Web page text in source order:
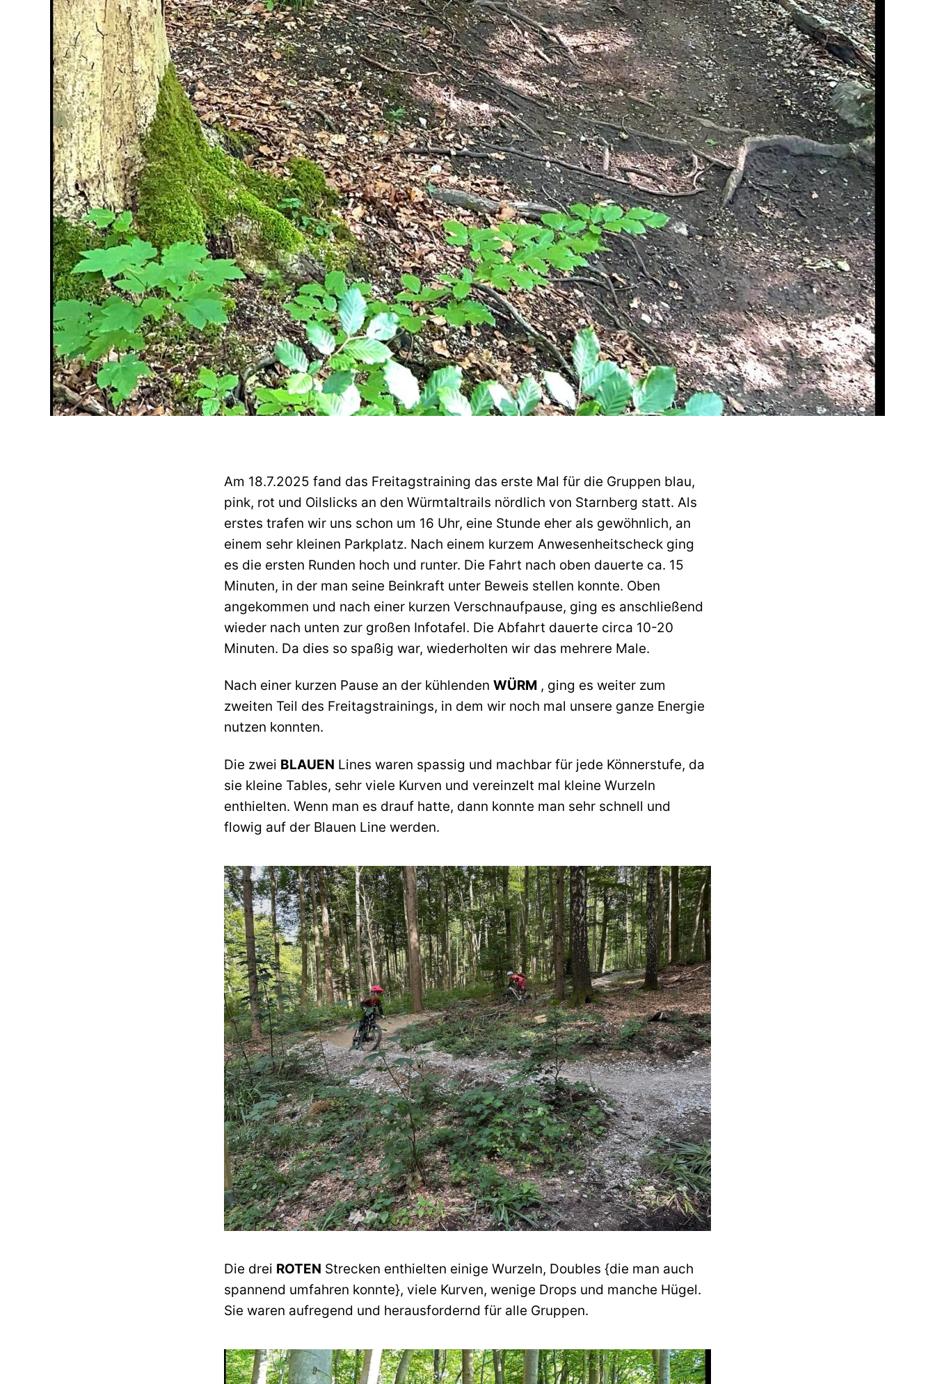
Am 18.7.2025 fand das Freitagstraining das erste Mal für die Gruppen blau,
pink, rot und Oilslicks an den Würmtaltrails nördlich von Starnberg statt. Als
erstes trafen wir uns schon um 16 Uhr, eine Stunde eher als gewöhnlich, an
einem sehr kleinen Parkplatz. Nach einem kurzem Anwesenheitscheck ging
es die ersten Runden hoch und runter. Die Fahrt nach oben dauerte ca. 15
Minuten, in der man seine Beinkraft unter Beweis stellen konnte. Oben
angekommen und nach einer kurzen Verschnaufpause, ging es anschließend
wieder nach unten zur großen Infotafel. Die Abfahrt dauerte circa 10-20
Minuten. Da dies so spaßig war, wiederholten wir das mehrere Male.
Nach einer kurzen Pause an der kühlenden WÜRM , ging es weiter zum
zweiten Teil des Freitagstrainings, in dem wir noch mal unsere ganze Energie
nutzen konnten.
Die zwei BLAUEN Lines waren spassig und machbar für jede Könnerstufe, da
sie kleine Tables, sehr viele Kurven und vereinzelt mal kleine Wurzeln
enthielten. Wenn man es drauf hatte, dann konnte man sehr schnell und
flowig auf der Blauen Line werden.
Die drei ROTEN Strecken enthielten einige Wurzeln, Doubles {die man auch
spannend umfahren konnte}, viele Kurven, wenige Drops und manche Hügel.
Sie waren aufregend und herausfordernd für alle Gruppen.